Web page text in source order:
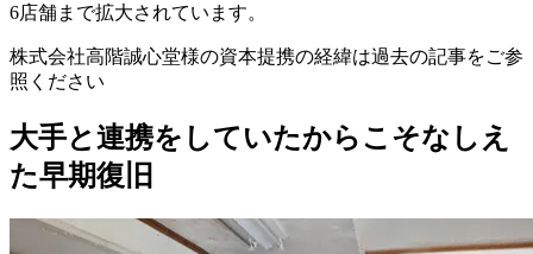
6店舗まで拡大されています。
株式会社高階誠心堂様の資本提携の経緯は過去の記事をご参
照ください
大手と連携をしていたからこそなしえ
た早期復旧